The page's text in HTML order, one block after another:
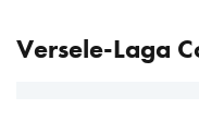
Versele-Laga